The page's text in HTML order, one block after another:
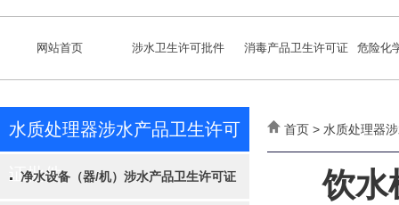
网站首页 涉水卫生许可批件 消毒产品卫生许可证 危险化
水质处理器涉水产品卫生许可
证批件
净水设备（器/机）涉水产品卫生许可证
首页 > 水质处理器
饮水